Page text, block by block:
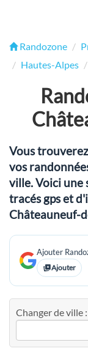
Randozone
Hautes-Alpes
Vous
vos
ville. Voici une
tracés gps et
Châteauneuf-
Ajouter
Ajouter
Changer de ville :